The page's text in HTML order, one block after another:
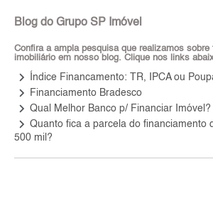
Blog do Grupo SP Imóvel
Confira a ampla pesquisa que realizamos sobre
imobiliário em nosso blog. Clique nos links
keyboard_arrow_right Índice Financamento: TR, IPCA ou
keyboard_arrow_right Financiamento Bradesco
keyboard_arrow_right Qual Melhor Banco p/ Financiar Imóvel?
keyboard_arrow_right Quanto fica a parcela do financiamento
500 mil?